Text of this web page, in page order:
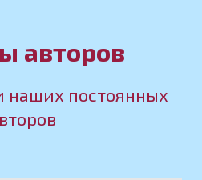
авторов
наших постоянных